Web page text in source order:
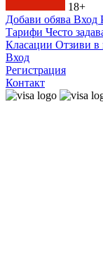
18+
Добави обява Вход
Тарифи Често
Класации Отзиви в
Вход
Регистрация
Контакт